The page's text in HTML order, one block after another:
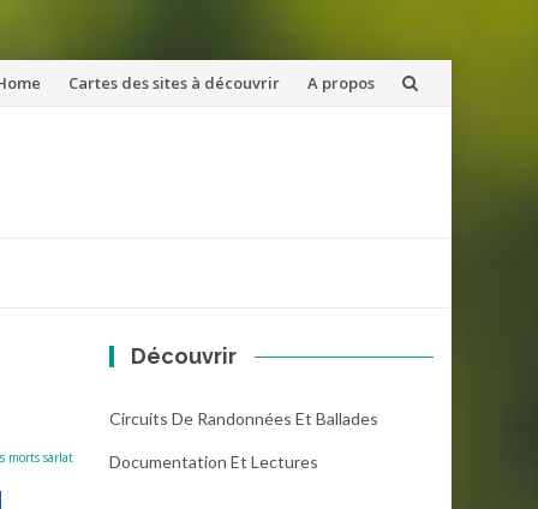
Cartes des sites à découvrir A propos
morts sarlat
Découvrir
Circuits De Randonnées Et Ballades
Documentation Et Lectures